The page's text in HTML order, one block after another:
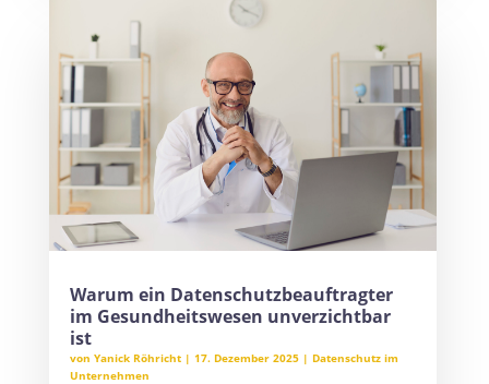
Warum ein Datenschutzbeauftragter
im Gesundheitswesen unverzichtbar
ist
von Yanick Röhricht| 17. Dezember 2025| Datenschutz im
Unternehmen